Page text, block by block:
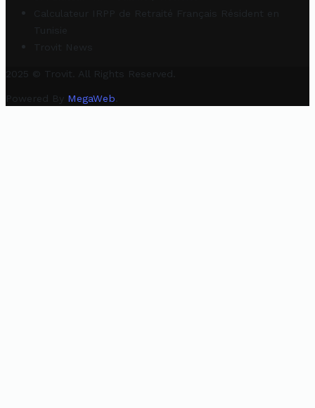
Calculateur IRPP de Retraité Français Résident en
Tunisie
Trovit News
2025 © Trovit. All Rights Reserved.
Powered By MegaWeb